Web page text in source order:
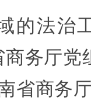
法治工
务厅
省商务